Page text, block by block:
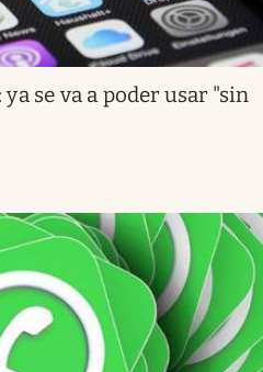
se va a poder usar "sin